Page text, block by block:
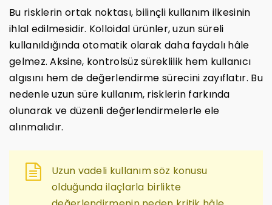
Bu risklerin ortak noktası, bilinçli kullanım ilkesinin
ihlal edilmesidir. Kolloidal ürünler, uzun süreli
kullanıldığında otomatik olarak daha faydalı hâle
gelmez. Aksine, kontrolsüz süreklilik hem kullanıcı
algısını hem de değerlendirme sürecini zayıflatır. Bu
nedenle uzun süre kullanım, risklerin farkında
olunarak ve düzenli değerlendirmelerle ele
alınmalıdır.
Uzun vadeli kullanım söz konusu
olduğunda ilaçlarla birlikte